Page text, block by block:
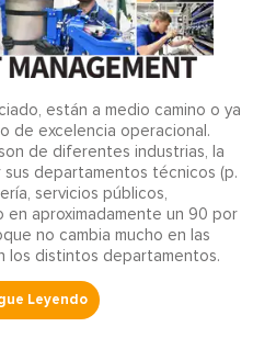
están a medio camino o ya
de excelencia operacional.
de diferentes industrias, la
departamentos técnicos (p.
servicios públicos,
en aproximadamente un 90 por
no cambia mucho en las
los distintos departamentos.